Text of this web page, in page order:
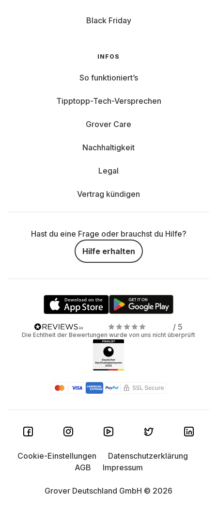
Black Friday
INFOS
So funktioniert’s
Tipptopp-Tech-Versprechen
Grover Care
Nachhaltigkeit
Legal
Vertrag kündigen
Hast du eine Frage oder brauchst du Hilfe?
Hilfe erhalten
/ 5
Die Echtheit der Bewertungen wurde von uns nicht überprüft
Grover Deutschland GmbH © 2026
Cookie-Einstellungen
Datenschutzerklärung
AGB
Impressum